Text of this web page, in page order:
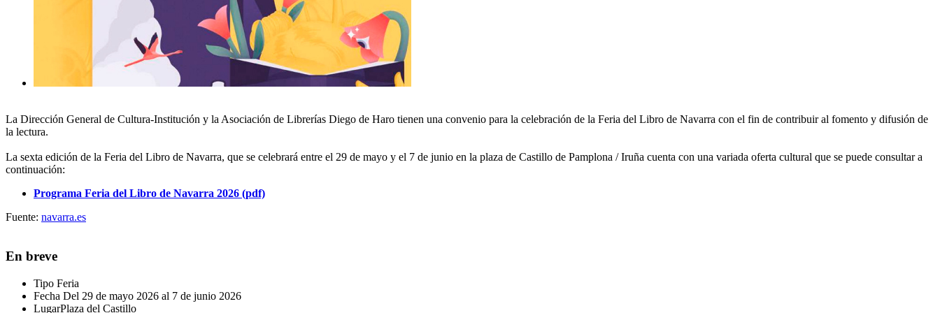
La Dirección General de Cultura-Institución y la Asociación de Librerías Diego de Haro tienen una convenio para la celebración de la Feria del Libro de Navarra con el fin de contribuir al fomento y difusión de
la lectura.
La sexta edición de la Feria del Libro de Navarra, que se celebrará entre el 29 de mayo y el 7 de junio en la plaza de Castillo de Pamplona / Iruña cuenta con una variada oferta cultural que se puede consultar a
continuación:
Programa Feria del Libro de Navarra 2026 (pdf)
Fuente: navarra.es
En breve
Tipo Feria
Fecha Del 29 de mayo 2026 al 7 de junio 2026
LugarPlaza del Castillo